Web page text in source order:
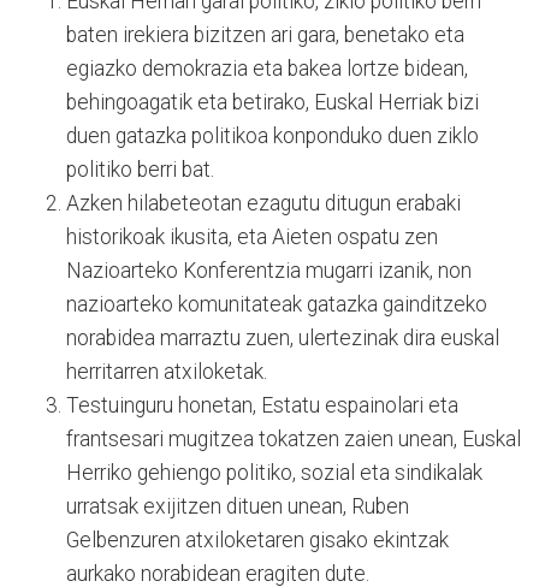
baten irekiera bizitzen ari gara, benetako eta
egiazko demokrazia eta bakea lortze bidean,
behingoagatik eta betirako, Euskal Herriak bizi
duen gatazka politikoa konponduko duen ziklo
politiko berri bat.
Azken hilabeteotan ezagutu ditugun erabaki
historikoak ikusita, eta Aieten ospatu zen
Nazioarteko Konferentzia mugarri izanik, non
nazioarteko komunitateak gatazka gainditzeko
norabidea marraztu zuen, ulertezinak dira euskal
herritarren atxiloketak.
Testuinguru honetan, Estatu espainolari eta
frantsesari mugitzea tokatzen zaien unean, Euskal
Herriko gehiengo politiko, sozial eta sindikalak
urratsak exijitzen dituen unean, Ruben
Gelbenzuren atxiloketaren gisako ekintzak
aurkako norabidean eragiten dute.